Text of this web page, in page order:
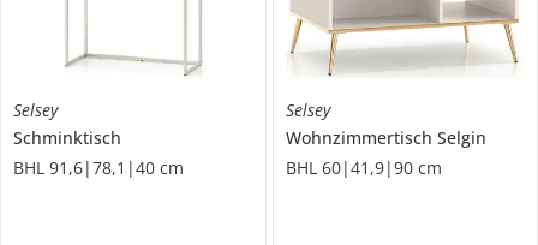
Selsey
Schminktisch
BHL 91,6|78,1|40 cm
Selsey
Wohnzimmertisch Selgin
BHL 60|41,9|90 cm